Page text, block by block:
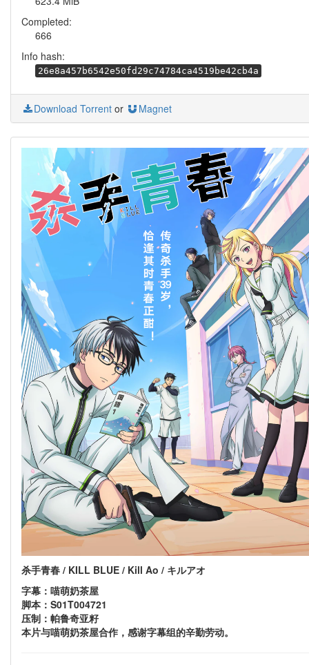
Completed:
666
Info hash:
26e8a457b6542e50fd29c74784ca4519be42cb4a
Download Torrent or Magnet
杀手青春 / KILL BLUE / Kill Ao / キルアオ
字幕：喵萌奶茶屋
脚本：S01T004721
压制：帕鲁奇亚籽
本片与喵萌奶茶屋合作，感谢字幕组的辛勤劳动。